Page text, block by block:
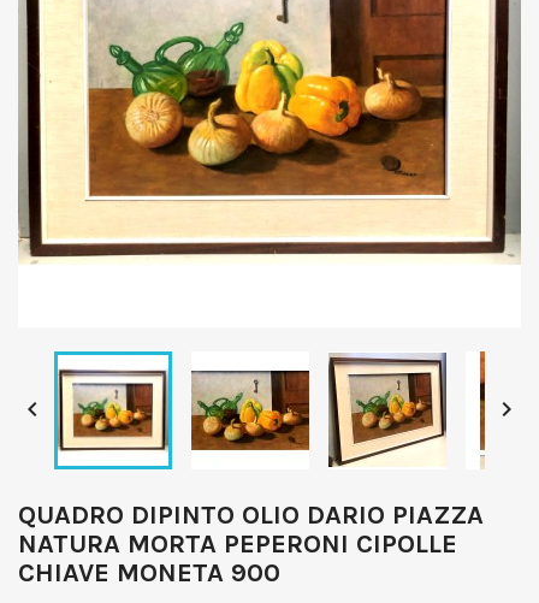
 
QUADRO DIPINTO OLIO DARIO PIAZZA
NATURA MORTA PEPERONI CIPOLLE
CHIAVE MONETA 900